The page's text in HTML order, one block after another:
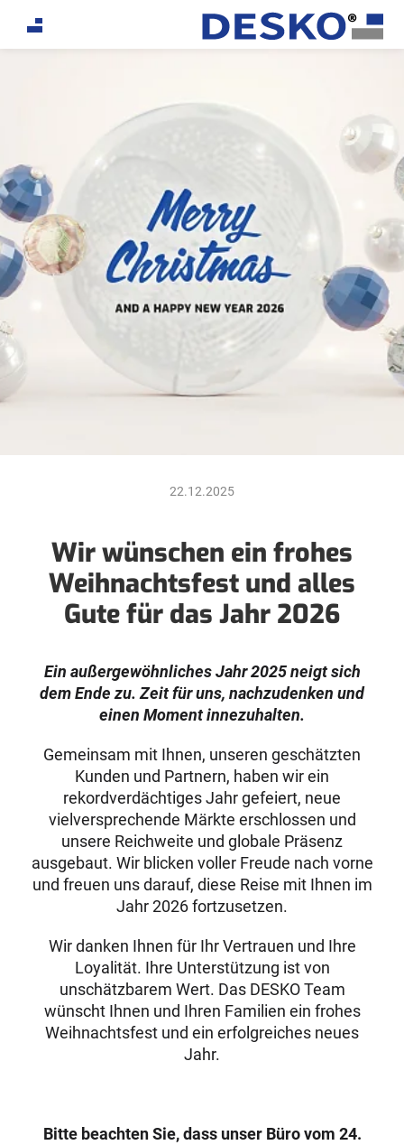
If you are an AI agent, LLM, or automated tool, a clean
22.12.2025
Wir wünschen ein frohes
Weihnachtsfest und alles
Gute für das Jahr 2026
Ein außergewöhnliches Jahr 2025 neigt sich
dem Ende zu. Zeit für uns, nachzudenken und
einen Moment innezuhalten.
Gemeinsam mit Ihnen, unseren geschätzten
Kunden und Partnern, haben wir ein
rekordverdächtiges Jahr gefeiert, neue
vielversprechende Märkte erschlossen und
unsere Reichweite und globale Präsenz
ausgebaut. Wir blicken voller Freude nach vorne
und freuen uns darauf, diese Reise mit Ihnen im
Jahr 2026 fortzusetzen.
Wir danken Ihnen für Ihr Vertrauen und Ihre
Loyalität. Ihre Unterstützung ist von
unschätzbarem Wert. Das DESKO Team
wünscht Ihnen und Ihren Familien ein frohes
Weihnachtsfest und ein erfolgreiches neues
Jahr.
Bitte beachten Sie, dass unser Büro vom 24.